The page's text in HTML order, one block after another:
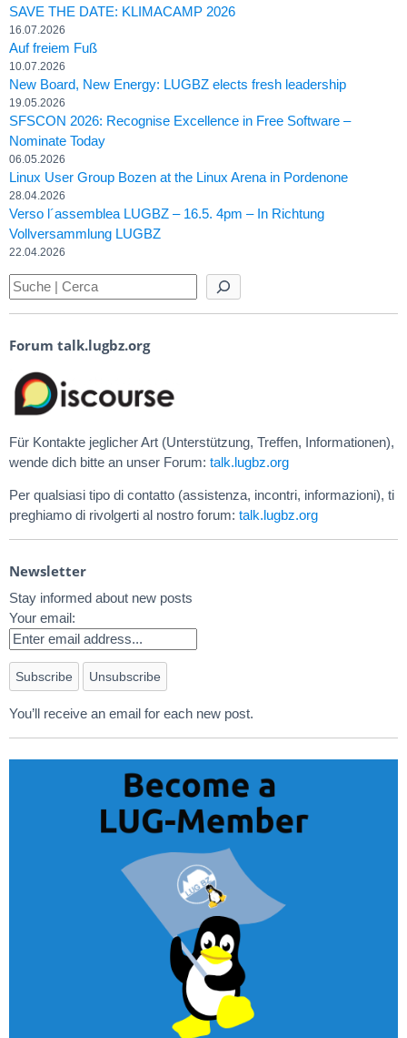
SAVE THE DATE: KLIMACAMP 2026
16.07.2026
Auf freiem Fuß
10.07.2026
New Board, New Energy: LUGBZ elects fresh leadership
19.05.2026
SFSCON 2026: Recognise Excellence in Free Software –
Nominate Today
06.05.2026
Linux User Group Bozen at the Linux Arena in Pordenone
28.04.2026
Verso l´assemblea LUGBZ – 16.5. 4pm – In Richtung
Vollversammlung LUGBZ
22.04.2026
Forum talk.lugbz.org
Für Kontakte jeglicher Art (Unterstützung, Treffen, Informationen),
wende dich bitte an unser Forum: talk.lugbz.org
Per qualsiasi tipo di contatto (assistenza, incontri, informazioni), ti
preghiamo di rivolgerti al nostro forum: talk.lugbz.org
Newsletter
Stay informed about new posts
Your email:
You’ll receive an email for each new post.